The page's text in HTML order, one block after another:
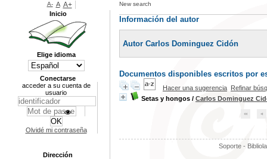
New search
Información del autor
Autor Carlos Dominguez Cidón
Documentos disponibles escritos por
Hacer una sugerencia Refinar
Setas y hongos / Carlos Dominguez
Soporte -
A- A A+
Inicio
Elige idioma
Conectarse
acceder a su cuenta de
usuario
Olvidé mi contraseña
Dirección